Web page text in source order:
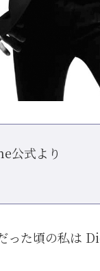
公式より
った頃の私は